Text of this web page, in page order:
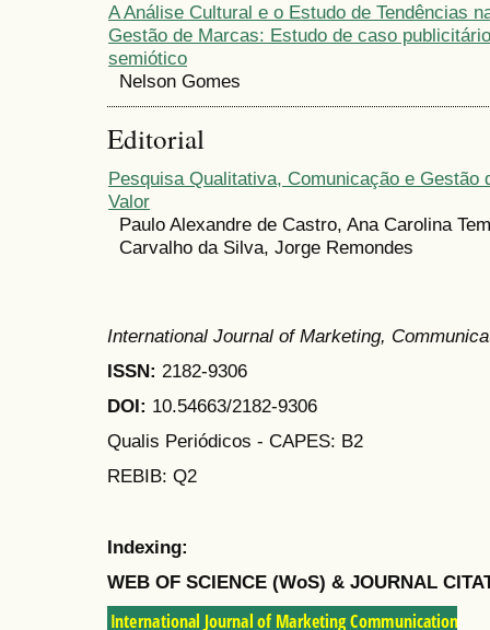
A Análise Cultural e o Estudo de Tendências
Gestão de Marcas: Estudo de caso
semiótico
Nelson Gomes
Editorial
Pesquisa Qualitativa, Comunicação e Gestão
Valor
Paulo Alexandre de Castro, Ana Carolina
Carvalho da Silva, Jorge Remondes
International Journal of Marketing,
ISSN: 2182-9306
DOI: 10.54663/2182-9306
Qualis Periódicos - CAPES: B2
REBIB: Q2
Indexing:
WEB OF SCIENCE (WoS) & JOURNAL